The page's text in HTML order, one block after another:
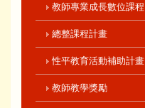
教師專業成長數位課程
總整課程計畫
性平教育活動補助計畫
教師教學獎勵